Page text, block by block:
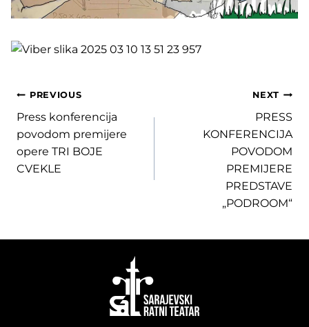
Post
navigation
PREVIOUS
Press konferencija
povodom premijere
opere TRI BOJE
CVEKLE
NEXT
PRESS
KONFERENCIJA
POVODOM
PREMIJERE
PREDSTAVE
„PODROOM“